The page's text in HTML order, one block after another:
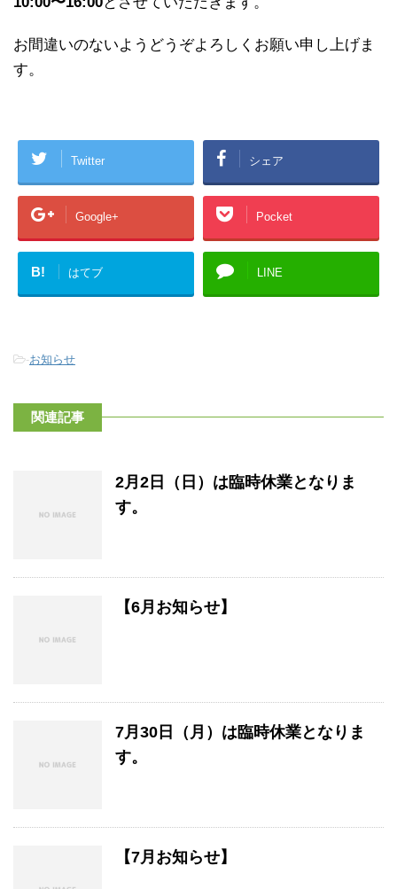
お間違いのないようどうぞよろしくお願い申し上げま
す。
Twitter シェア
Google+ Pocket
B! はてブ LINE
-お知らせ
関連記事
2月2日（日）は臨時休業となりま
す。
【6月お知らせ】
7月30日（月）は臨時休業となりま
す。
【7月お知らせ】